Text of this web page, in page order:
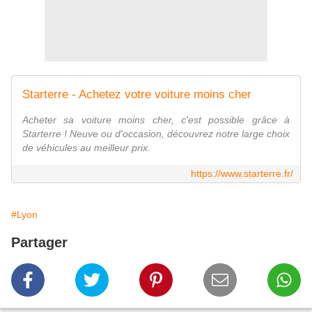
Starterre - Achetez votre voiture moins cher
Acheter sa voiture moins cher, c'est possible grâce à
Starterre ! Neuve ou d'occasion, découvrez notre large choix
de véhicules au meilleur prix.
https://www.starterre.fr/
#Lyon
Partager